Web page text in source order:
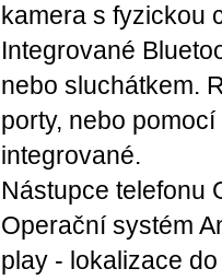
kamera s fyzickou
Integrované
nebo sluchátkem.
porty, nebo
integrované.
Nástupce telefonu
Operační systém
play - lokalizace